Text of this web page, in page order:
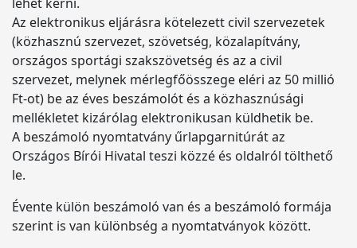
Az elektronikus eljárásra kötelezett civil szervezetek
(közhasznú szervezet, szövetség, közalapítvány,
országos sportági szakszövetség és az a civil
szervezet, melynek mérlegfőösszege eléri az 50 millió
Ft-ot) be az éves beszámolót és a közhasznúsági
mellékletet kizárólag elektronikusan küldhetik be.
A beszámoló nyomtatvány űrlapgarnitúrát az
Országos Bírói Hivatal teszi közzé és oldalról tölthető
le.
Évente külön beszámoló van és a beszámoló formája
szerint is van különbség a nyomtatványok között.